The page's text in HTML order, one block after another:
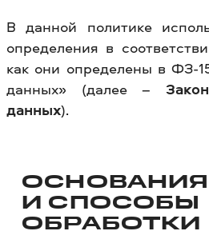
В данной политике
определения в
как они определены в ФЗ-
данных» (далее –
данных).
И СПОСОБЫ
ОБРАБОТКИ